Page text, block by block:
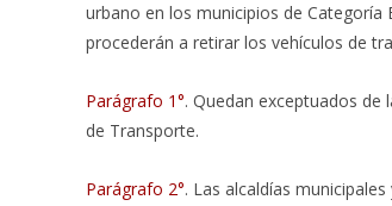
urbano en los municipios de Categoría
procederán a retirar los vehículos de
Parágrafo 1°. Quedan exceptuados
de Transporte.
Parágrafo 2°. Las alcaldías